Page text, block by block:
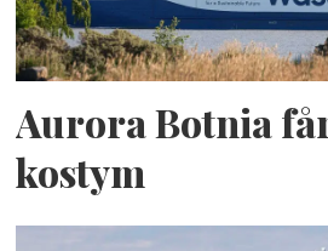
Aurora Botnia
kostym